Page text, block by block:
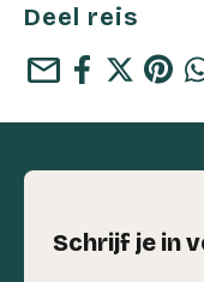
Deel reis
mail
Schrijf je in